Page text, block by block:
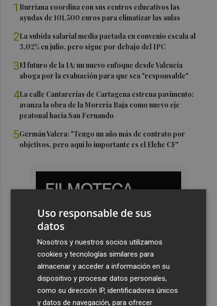
1 Burriana coordina con sus centros educativos las
ayudas de 101.500 euros para climatizar las aulas
2La subida salarial media pactada en convenio escala al
3,02% en julio, pero sigue por debajo del IPC
3El futuro de la IA: un nuevo enfoque desde Valencia
aboga por la evaluación para que sea "responsable"
4La calle Cantarerías de Cartagena estrena pavimento:
avanza la obra de la Morería Baja como nuevo eje
peatonal hacia San Fernando
5Germán Valera: "Tengo un año más de contrato por
objetivos, pero aquí lo importante es el Elche CF"
Uso responsable de sus
datos
Nosotros y nuestros socios utilizamos
cookies y tecnologías similares para
almacenar y acceder a información en su
dispositivo y procesar datos personales,
como su dirección IP, identificadores únicos
y datos de navegación, para ofrecer